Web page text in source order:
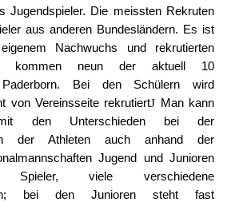
Jugendspieler. Die meissten Rekruten
aus anderen Bundesländern. Es ist
Nachwuchs und rekrutierten
kommen neun der aktuell 10
Paderborn. Bei den Schülern wird
von Vereinsseite rekrutiertJ Man kann
den Unterschieden bei der
der Athleten auch anhand der
Jugend und Junioren
Spieler, viele verschiedene
bei den Junioren steht fast